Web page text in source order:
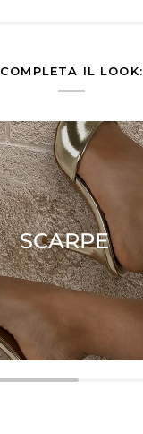
COMPLETA IL LOOK:
SCARPE